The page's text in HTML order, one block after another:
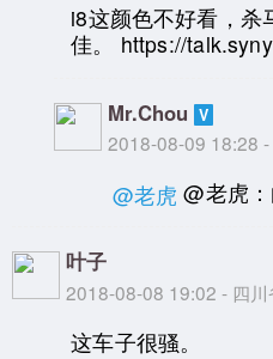
i8这颜色不好看，杀
佳。 https://
Mr.Chou
2018-08-09 18:28 -
@老虎 @老虎
叶子
2018-08-08 19:02 - 四川
这车子很骚。